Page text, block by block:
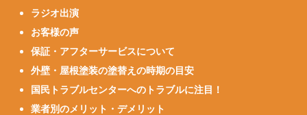
ラジオ出演
お客様の声
保証・アフターサービスについて
外壁・屋根塗装の塗替えの時期の目安
国民トラブルセンターへのトラブルに注目！
業者別のメリット・デメリット